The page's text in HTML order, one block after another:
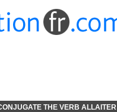
THE VERB ALLAITER